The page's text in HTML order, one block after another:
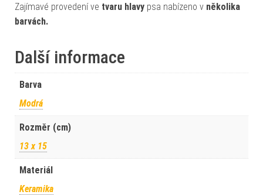
Zajímavé provedení ve tvaru hlavy psa nabízeno v několika
barvách.
Další informace
Barva
Modrá
Rozměr (cm)
13 x 15
Materiál
Keramika